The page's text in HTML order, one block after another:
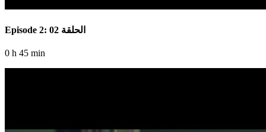
Episode 2: الحلقة 02
0 h 45 min